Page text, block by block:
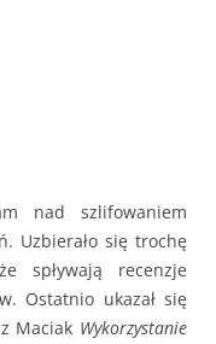
nad szlifowaniem
Uzbierało się trochę
spływają recenzje
Ostatnio ukazał się
Maciak Wykorzystanie